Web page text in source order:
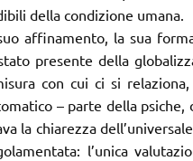
della condizione umana.
affinamento, la sua
presente della
con cui ci si
– parte della
la chiarezza
l’unica